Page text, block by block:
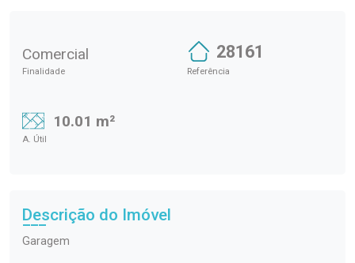
Comercial
Finalidade
28161
Referência
10.01 m²
A. Útil
Descrição do Imóvel
Garagem